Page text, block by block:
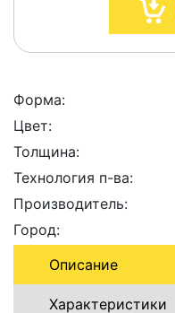
Форма:
Цвет:
Толщина:
Технология п-ва:
Производитель:
Город:
Описание
Характеристики